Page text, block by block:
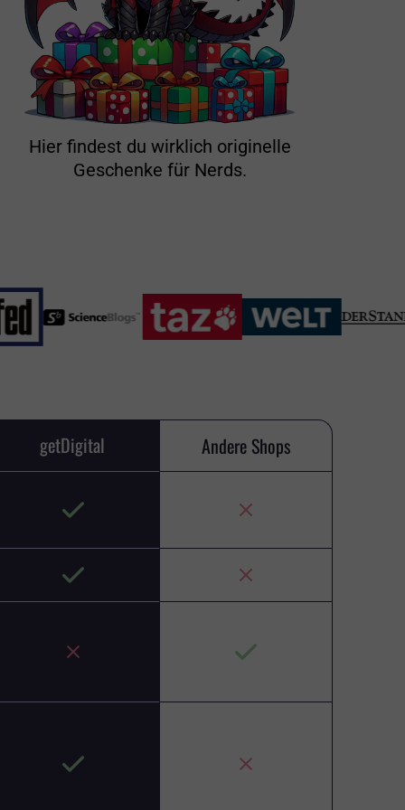
Hier findest du wirklich originelle
Geschenke für Nerds.
getDigital Andere Shops